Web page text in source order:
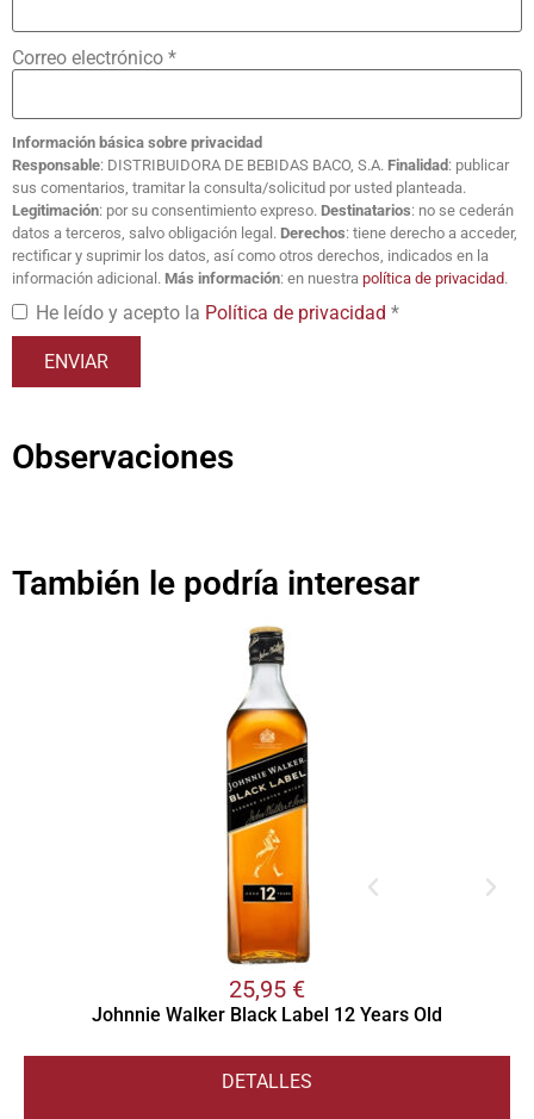
Correo electrónico *
Información básica sobre privacidad
Responsable: DISTRIBUIDORA DE BEBIDAS BACO, S.A. Finalidad: publicar
sus comentarios, tramitar la consulta/solicitud por usted planteada.
Legitimación: por su consentimiento expreso. Destinatarios: no se cederán
datos a terceros, salvo obligación legal. Derechos: tiene derecho a acceder,
rectificar y suprimir los datos, así como otros derechos, indicados en la
información adicional. Más información: en nuestra política de privacidad.
He leído y acepto la Política de privacidad *
Observaciones
También le podría interesar
25,95 €
Johnnie Walker Black Label 12 Years Old
DETALLES